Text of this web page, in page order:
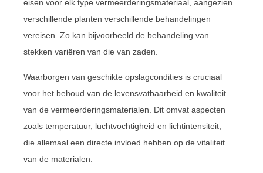
eisen voor elk type vermeerderingsmateriaal, aangezien
verschillende planten verschillende behandelingen
vereisen. Zo kan bijvoorbeeld de behandeling van
stekken variëren van die van zaden.
Waarborgen van geschikte opslagcondities is cruciaal
voor het behoud van de levensvatbaarheid en kwaliteit
van de vermeerderingsmaterialen. Dit omvat aspecten
zoals temperatuur, luchtvochtigheid en lichtintensiteit,
die allemaal een directe invloed hebben op de vitaliteit
van de materialen.